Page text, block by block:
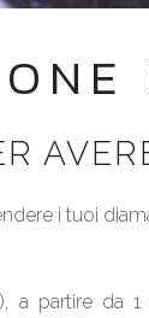
i tuoi
a partire da